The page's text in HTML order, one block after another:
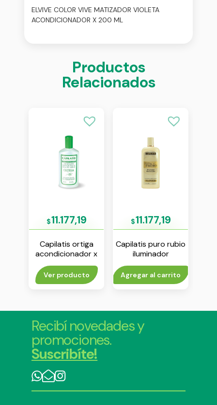
ELVIVE COLOR VIVE MATIZADOR VIOLETA
ACONDICIONADOR X 200 ML
Productos
Relacionados
$11.177,19
Capilatis ortiga
acondicionador x
410 ml
Ver producto
$11.177,19
Capilatis puro rubio
iluminador
shampoo x 420 ml
Agregar al carrito
Recibí novedades y
promociones.
Suscribíte!